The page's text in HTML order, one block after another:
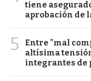
tiene
aprobación de
5
Entre "mal
altísima
integrantes de